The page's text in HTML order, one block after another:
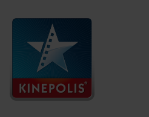
Imagen